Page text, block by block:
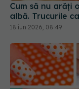
Cum să nu arăți
albă. Trucurile
18 iun 2026, 08:49